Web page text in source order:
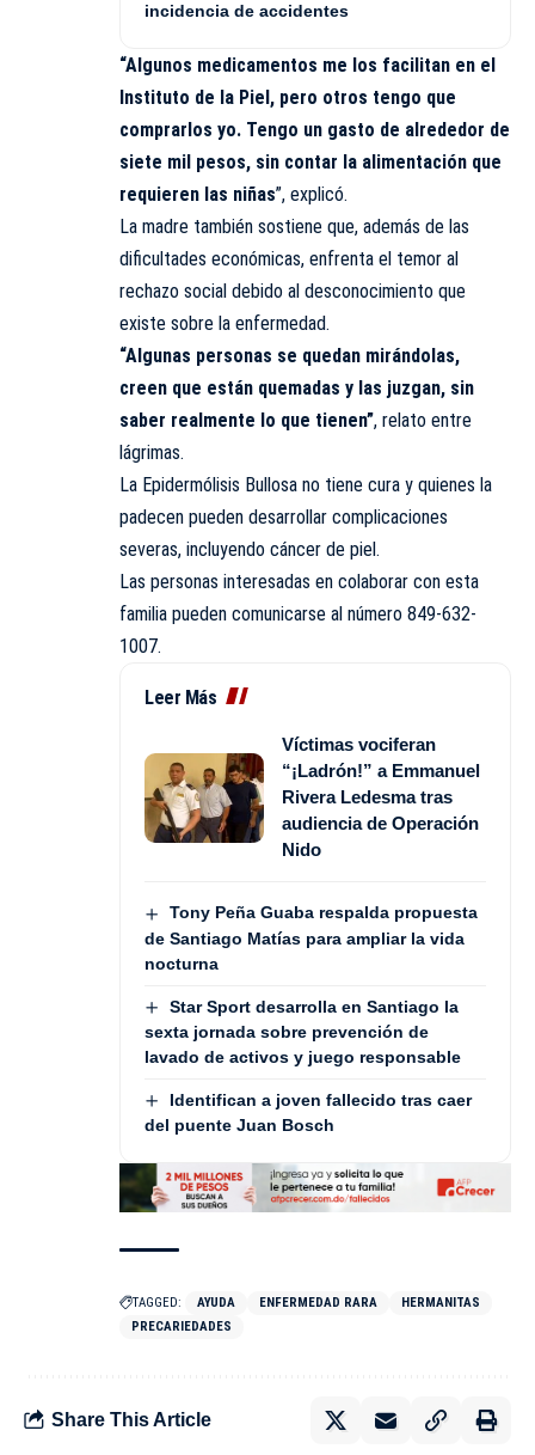
incidencia de accidentes
“Algunos medicamentos me los facilitan en el
Instituto de la Piel, pero otros tengo que
comprarlos yo. Tengo un gasto de alrededor de
siete mil pesos, sin contar la alimentación que
requieren las niñas”, explicó.
La madre también sostiene que, además de las
dificultades económicas, enfrenta el temor al
rechazo social debido al desconocimiento que
existe sobre la enfermedad.
“Algunas personas se quedan mirándolas,
creen que están quemadas y las juzgan, sin
saber realmente lo que tienen”, relato entre
lágrimas.
La Epidermólisis Bullosa no tiene cura y quienes la
padecen pueden desarrollar complicaciones
severas, incluyendo cáncer de piel.
Las personas interesadas en colaborar con esta
familia pueden comunicarse al número 849-632-
1007.
Leer Más
Víctimas vociferan
“¡Ladrón!” a Emmanuel
Rivera Ledesma tras
audiencia de Operación
Nido
Tony Peña Guaba respalda propuesta
de Santiago Matías para ampliar la vida
nocturna
Star Sport desarrolla en Santiago la
sexta jornada sobre prevención de
lavado de activos y juego responsable
Identifican a joven fallecido tras caer
del puente Juan Bosch
TAGGED: AYUDA ENFERMEDAD RARA
HERMANITAS
PRECARIEDADES
Share This Article